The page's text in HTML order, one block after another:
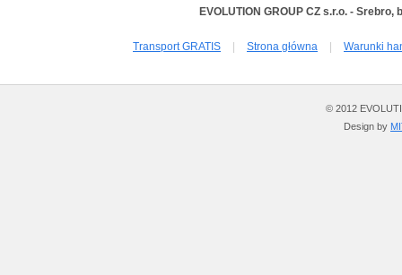
EVOLUTION GROUP CZ s.r.o. -
Transport GRATIS Strona główna Warunki
© 2012
Design by